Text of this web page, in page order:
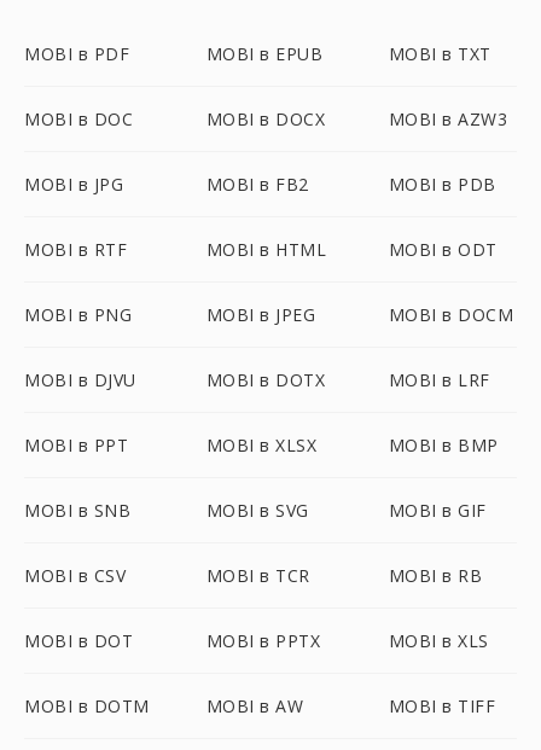
MOBI в PDF MOBI в EPUB MOBI в TXT
MOBI в DOC MOBI в DOCX MOBI в AZW3
MOBI в JPG MOBI в FB2 MOBI в PDB
MOBI в RTF MOBI в HTML MOBI в ODT
MOBI в PNG MOBI в JPEG MOBI в DOCM
MOBI в DJVU MOBI в DOTX MOBI в LRF
MOBI в PPT MOBI в XLSX MOBI в BMP
MOBI в SNB MOBI в SVG MOBI в GIF
MOBI в CSV MOBI в TCR MOBI в RB
MOBI в DOT MOBI в PPTX MOBI в XLS
MOBI в DOTM MOBI в AW MOBI в TIFF